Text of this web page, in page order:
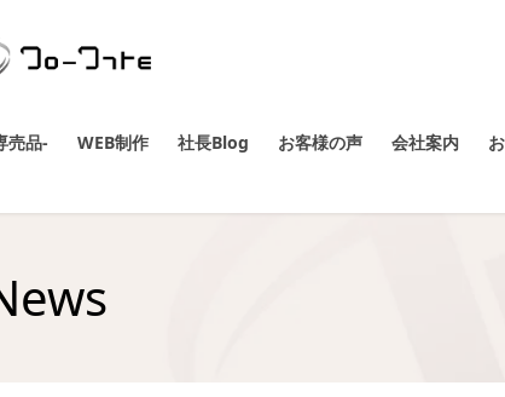
売品- WEB制作 社長Blog お客様の声 会社案内